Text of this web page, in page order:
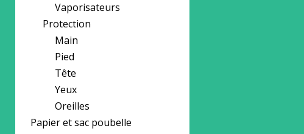
Vaporisateurs
Protection
Main
Pied
Tête
Yeux
Oreilles
Papier et sac poubelle